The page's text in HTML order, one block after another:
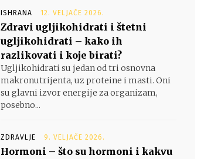
ISHRANA 12. VELJAČE 2026.
Zdravi ugljikohidrati i štetni
ugljikohidrati – kako ih
razlikovati i koje birati?
Ugljikohidrati su jedan od tri osnovna
makronutrijenta, uz proteine i masti. Oni
su glavni izvor energije za organizam,
posebno...
ZDRAVLJE 9. VELJAČE 2026.
Hormoni – što su hormoni i kakvu